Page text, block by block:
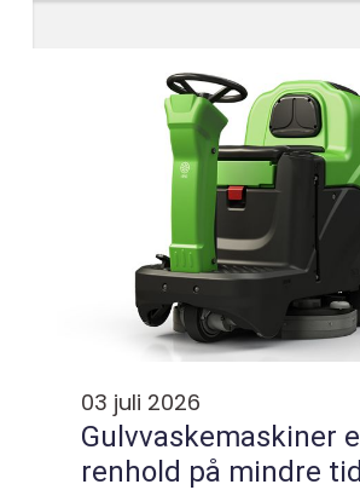
03 juli 2026
Gulvvaskemaskiner effektivt
renhold på mindre tid